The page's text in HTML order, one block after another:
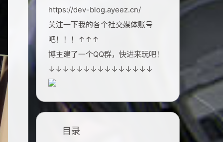
https://dev-blog.ayeez.cn/
关注一下我的各个社交媒体账号
吧！！！↑↑↑
博主建了一个QQ群，快进来玩吧！
↓↓↓↓↓↓↓↓↓↓↓↓↓↓↓
目录